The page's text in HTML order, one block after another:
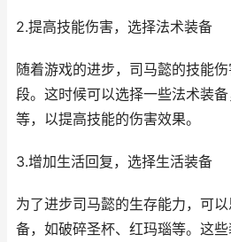
2.提高技能伤害，选择法术装备
随着游戏的进步，司马懿的技能
段。这时候可以选择一些法术装
等，以提高技能的伤害效果。
3.增加生活回复，选择生活装备
为了进步司马懿的生存能力，可
备，如破碎圣杯、红玛瑙等。这